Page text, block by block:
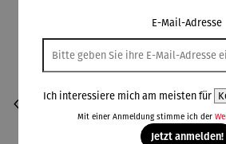
E-Mail-Adresse
Ich interessiere mich am meisten für
Mit einer Anmeldung stimme ich der
Jetzt anmelden!